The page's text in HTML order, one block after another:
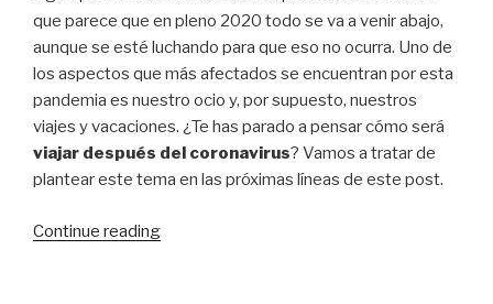
que parece que en pleno 2020 todo se va a venir abajo,
aunque se esté luchando para que eso no ocurra. Uno de
los aspectos que más afectados se encuentran por esta
pandemia es nuestro ocio y, por supuesto, nuestros
viajes y vacaciones. ¿Te has parado a pensar cómo será
viajar después del coronavirus? Vamos a tratar de
plantear este tema en las próximas líneas de este post.
Continue reading“Viajar